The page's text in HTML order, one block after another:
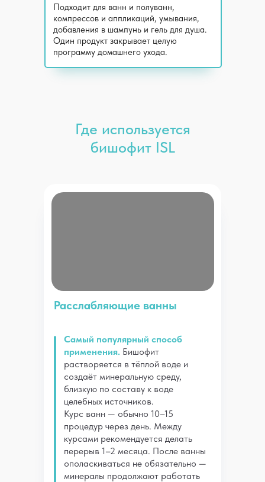
Подходит для ванн и полуванн,
компрессов и аппликаций, умывания,
добавления в шампунь и гель для душа.
Один продукт закрывает целую
программу домашнего ухода.
Где используется
бишофит ISL
Расслабляющие ванны
Самый популярный способ
применения. Бишофит
растворяется в тёплой воде и
создаёт минеральную среду,
близкую по составу к воде
целебных источников.
Курс ванн — обычно 10–15
процедур через день. Между
курсами рекомендуется делать
перерыв 1–2 месяца. После ванны
ополаскиваться не обязательно —
минералы продолжают работать